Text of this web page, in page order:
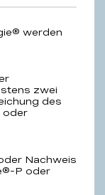
werden
zwei
des
oder
Nachweis
P oder